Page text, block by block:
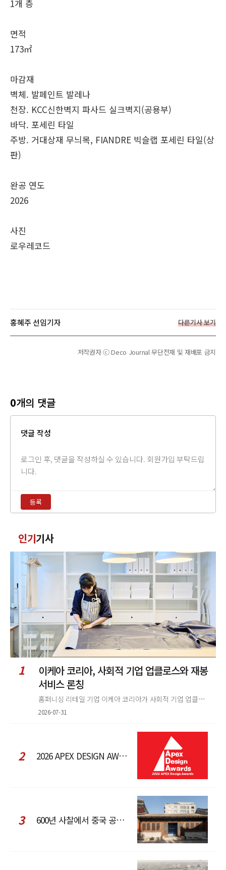
1개 층
면적
173㎡
마감재
벽체. 발페인트 발레나
천장. KCC신한벽지 파사드 실크벽지(공용부)
바닥. 포세린 타일
주방. 거대상재 무늬목, FIANDRE 빅슬랩 포세린 타일(상
판)
완공 연도
2026
사진
로우레코드
홍혜주 선임기자 다른기사 보기
저작권자 ⓒ Deco Journal 무단전재 및 재배포 금지
0개의 댓글
댓글 작성
력
등록
글
인기기사
1
이케아 코리아, 사회적 기업 업클로스와 재봉
서비스 론칭
홈퍼니싱 리테일 기업 이케아 코리아가 사회적 기업 업클로스(Upcloth)와 협력해 재봉 서비스를 선보인다. 이번 협업은 이케
2026-07-31
2 2026 APEX DESIGN AWARDS
3 600년 사찰에서 중국 공예와 현대 패션을 직조한 ZARA x Fanglu Lin Pop-Up